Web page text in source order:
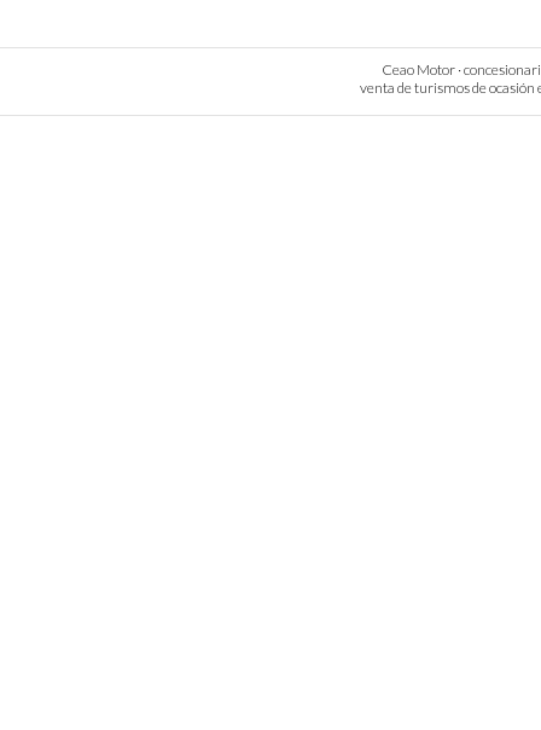
Ceao Motor ·
venta de turismos de ocasión